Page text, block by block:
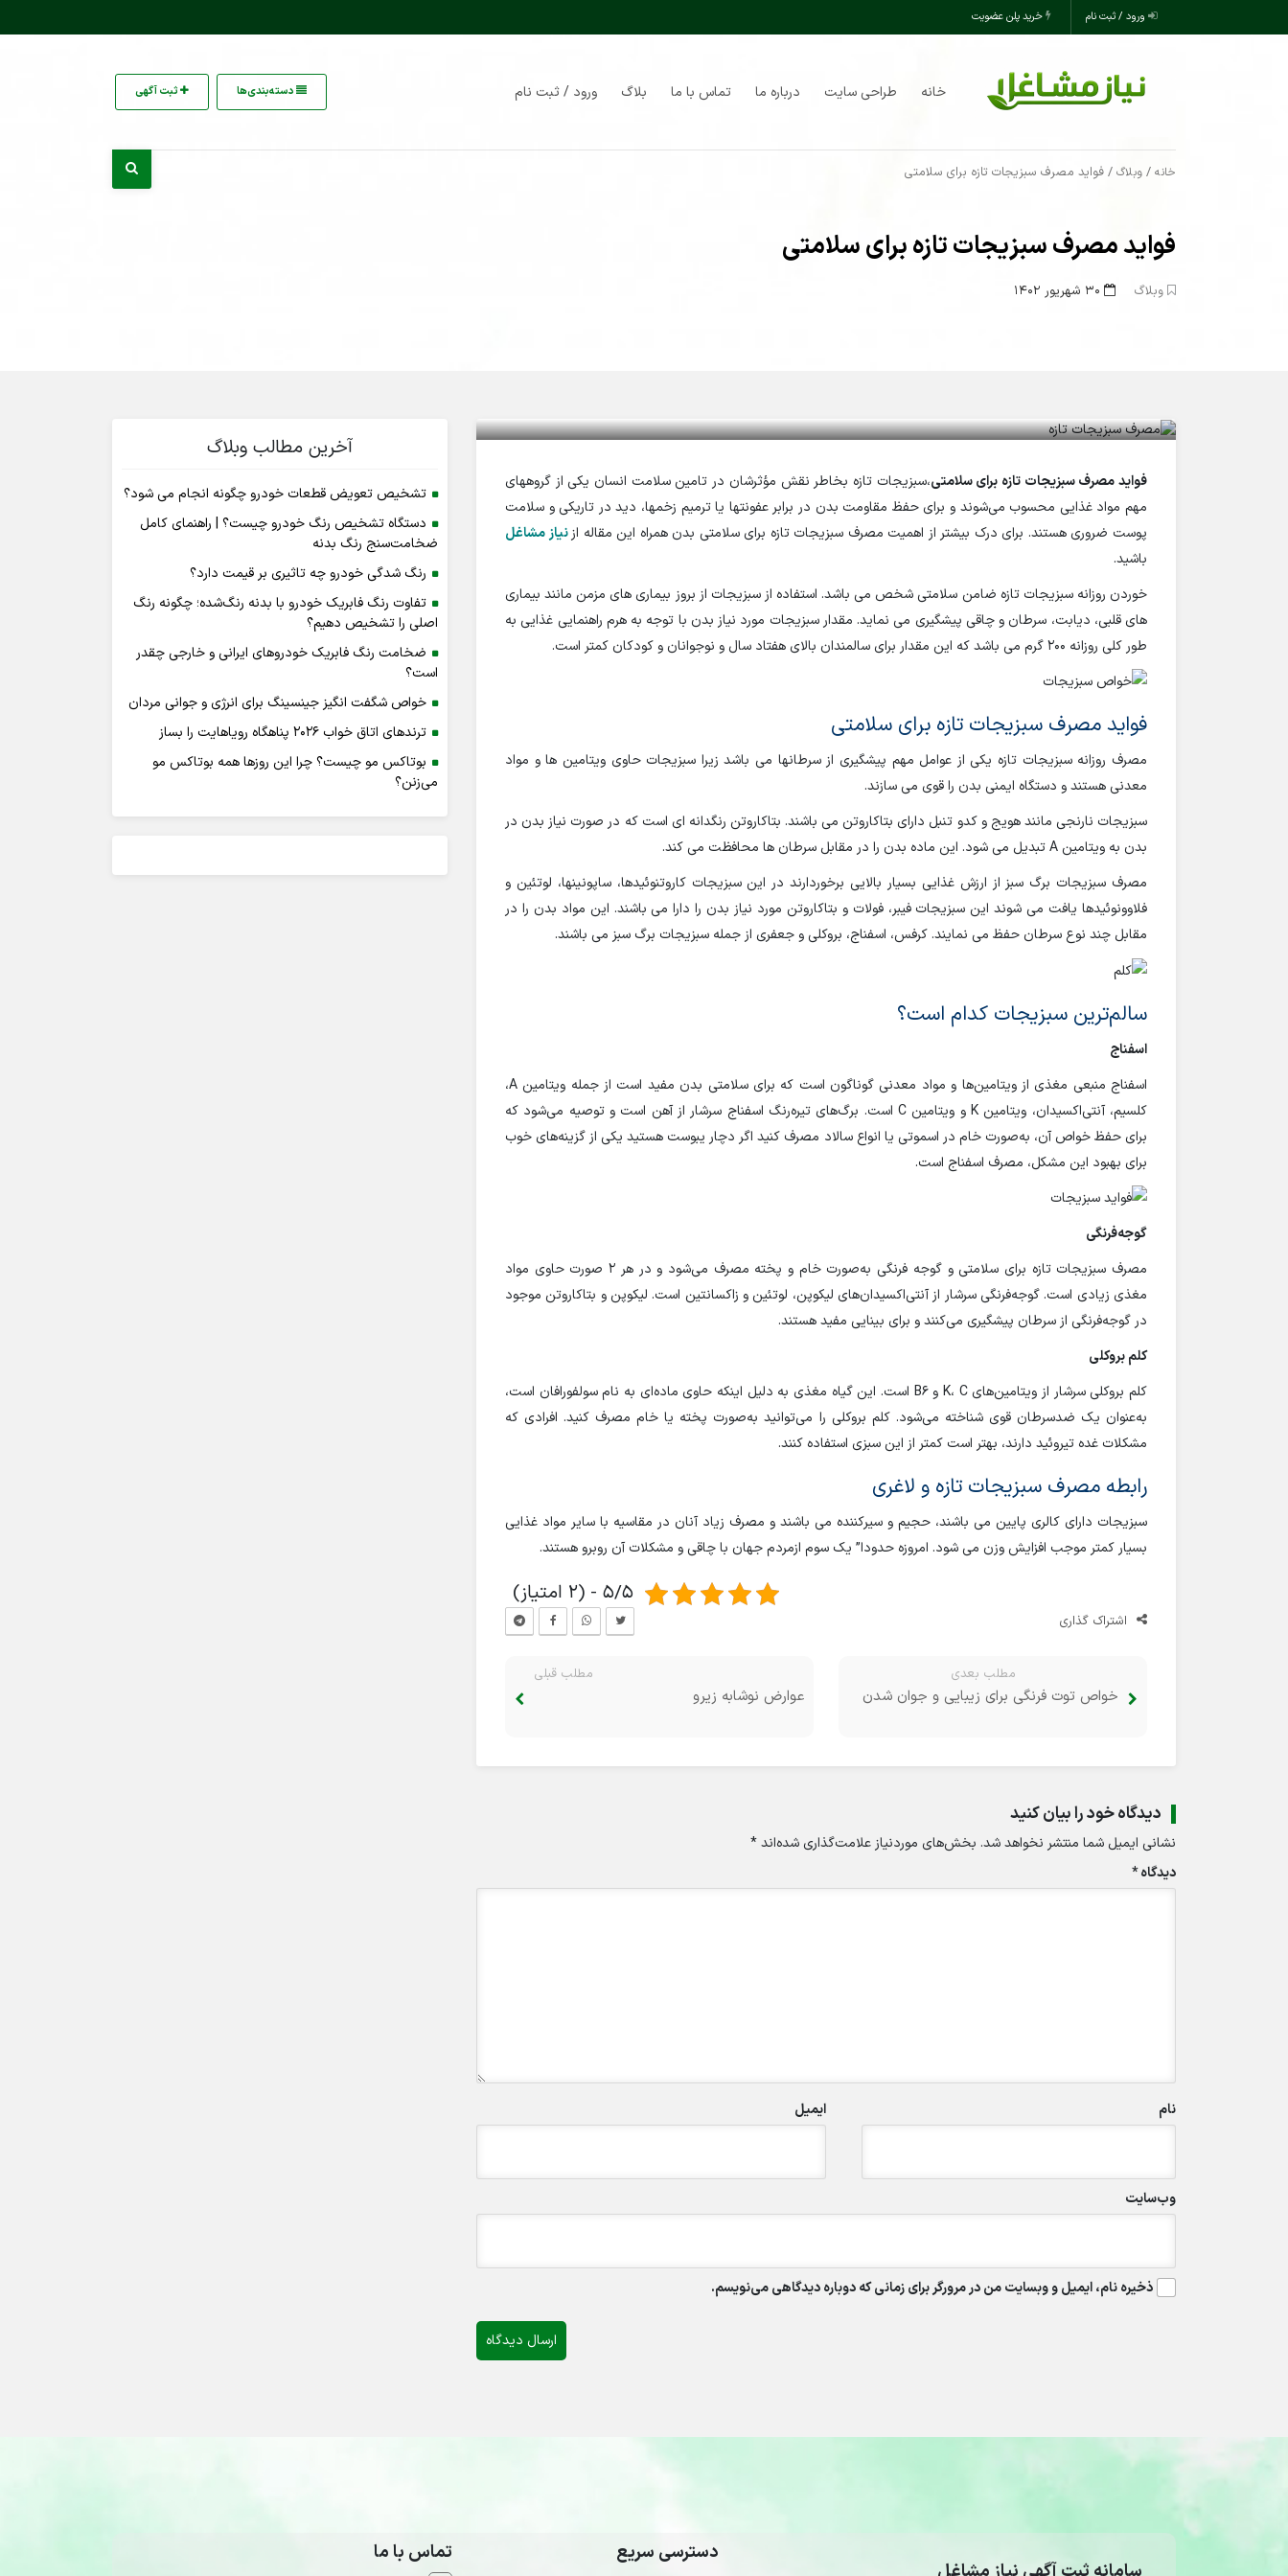
ورود / ثبت نام خرید پلن عضویت
خانه طراحی سایت درباره ما تماس با ما بلاگ ورود / ثبت نام دسته‌بندی‌ها ثبت آگهی
خانه / وبلاگ / فواید مصرف سبزیجات تازه برای سلامتی
فواید مصرف سبزیجات تازه برای سلامتی
وبلاگ
فواید مصرف سبزیجات تازه برای سلامتی،سبزیجات تازه بخاطر نقش مؤثرشان در تامین سلامت انسان یکی از گروههای
مهم مواد غذایی محسوب می‌شوند و برای حفظ مقاومت بدن در برابر عفونتها یا ترمیم زخمها، دید در تاریکی و سلامت
پوست ضروری هستند. برای درک بیشتر از اهمیت مصرف سبزیجات تازه برای سلامتی بدن همراه این مقاله ازنیاز مشاغل
باشید.
خوردن روزانه سبزیجات تازه ضامن سلامتی شخص می باشد. استفاده از سبزیجات از بروز بیماری های مزمن مانند بیماری
های قلبی، دیابت، سرطان و چاقی پیشگیری می نماید. مقدار سبزیجات مورد نیاز بدن با توجه به هرم راهنمایی غذایی به
طور کلی روزانه 200 گرم می باشد که این مقدار برای سالمندان بالای هفتاد سال و نوجوانان و کودکان کمتر است.
فواید مصرف سبزیجات تازه برای سلامتی
مصرف روزانه سبزیجات تازه یکی از عوامل مهم پیشگیری از سرطانها می باشد زیرا سبزیجات حاوی ویتامین ها و مواد
معدنی هستند و دستگاه ایمنی بدن را قوی می سازند.
سبزیجات نارنجی مانند هویج و کدو تنبل دارای بتاکاروتن می باشند. بتاکاروتن رنگدانه ای است که در صورت نیاز بدن در
بدن به ویتامین A تبدیل می شود. این ماده بدن را در مقابل سرطان ها محافظت می کند.
مصرف سبزیجات برگ سبز از ارزش غذایی بسیار بالایی برخوردارند در این سبزیجات کاروتنوئیدها، ساپونینها، لوتئین و
فلاوونوئیدها یافت می شوند این سبزیجات فیبر، فولات و بتاکاروتن مورد نیاز بدن را دارا می باشند. این مواد بدن را در
مقابل چند نوع سرطان حفظ می نمایند. کرفس، اسفناج، بروکلی و جعفری از جمله سبزیجات برگ سبز می باشند.
سالم‌ترین سبزیجات کدام است؟
اسفناج
اسفناج منبعی مغذی از ویتامین‌ها و مواد معدنی گوناگون است که برای سلامتی بدن مفید است از جمله ویتامین A،
کلسیم، آنتی‌اکسیدان، ویتامین K و ویتامین C است. برگ‌های تیره‌رنگ اسفناج سرشار از آهن است و توصیه می‌شود که
برای حفظ خواص آن، به‌صورت خام در اسموتی یا انواع سالاد مصرف کنید اگر دچار یبوست هستید یکی از گزینه‌های خوب
برای بهبود این مشکل، مصرف اسفناج است.
گوجه‌فرنگی
مصرف سبزیجات تازه برای سلامتی و گوجه‌ فرنگی به‌صورت خام و پخته مصرف می‌شود و در هر ۲ صورت حاوی مواد
مغذی زیادی است. گوجه‌فرنگی سرشار از آنتی‌اکسیدان‌های لیکوپن، لوتئین و زاکسانتین است. لیکوپن و بتاکاروتن موجود
در گوجه‌فرنگی از سرطان پیشگیری می‌کنند و برای بینایی مفید هستند.
کلم بروکلی
کلم بروکلی سرشار از ویتامین‌های K، C و B6 است. این گیاه مغذی به دلیل اینکه حاوی ماده‌ای به نام سولفورافان است،
به‌عنوان یک ضدسرطان قوی شناخته می‌شود. کلم بروکلی را می‌توانید به‌صورت پخته یا خام مصرف کنید. افرادی که
مشکلات غده تیروئید دارند، بهتر است کمتر از این سبزی استفاده کنند.
رابطه مصرف سبزیجات تازه و لاغری
سبزیجات دارای کالری پایین می باشند، حجیم و سیرکننده می باشند و مصرف زیاد آنان در مقاسیه با سایر مواد غذایی
بسیار کمتر موجب افزایش وزن می شود. امروزه حدودا” یک سوم ازمردم جهان با چاقی و مشکلات آن روبرو هستند.
5/5 - (2 امتیاز)
اشتراک گذاری
مطلب قبلی
عوارض نوشابه زیرو
مطلب بعدی
خواص توت فرنگی برای زیبایی و جوان شدن
دیدگاه خود را بیان کنید
نشانی ایمیل شما منتشر نخواهد شد. بخش‌های موردنیاز علامت‌گذاری شده‌اند*
دیدگاه*
نام ایمیل
وب‌سایت
ذخیره نام، ایمیل و وبسایت من در مرورگر برای زمانی که دوباره دیدگاهی می‌نویسم.
آخرین مطالب وبلاگ
تشخیص تعویض قطعات خودرو چگونه انجام می شود؟
دستگاه تشخیص رنگ خودرو چیست؟ | راهنمای کامل
ضخامت‌سنج رنگ بدنه
رنگ شدگی خودرو چه تاثیری بر قیمت دارد؟
تفاوت رنگ فابریک خودرو با بدنه رنگ‌شده؛ چگونه رنگ
اصلی را تشخیص دهیم؟
ضخامت رنگ فابریک خودروهای ایرانی و خارجی چقدر
است؟
خواص شگفت انگیز جینسینگ برای انرژی و جوانی مردان
ترندهای اتاق خواب ۲۰۲۶ پناهگاه رویاهایت را بساز
بوتاکس مو چیست؟ چرا این روزها همه بوتاکس مو
می‌زنن؟
دسترسی سریع تماس با ما